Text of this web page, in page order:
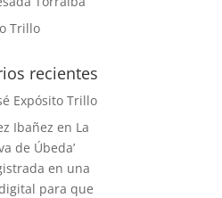
Trillo
recientes
Expósito Trillo
Ibañez en La
de Úbeda’
en una
para que